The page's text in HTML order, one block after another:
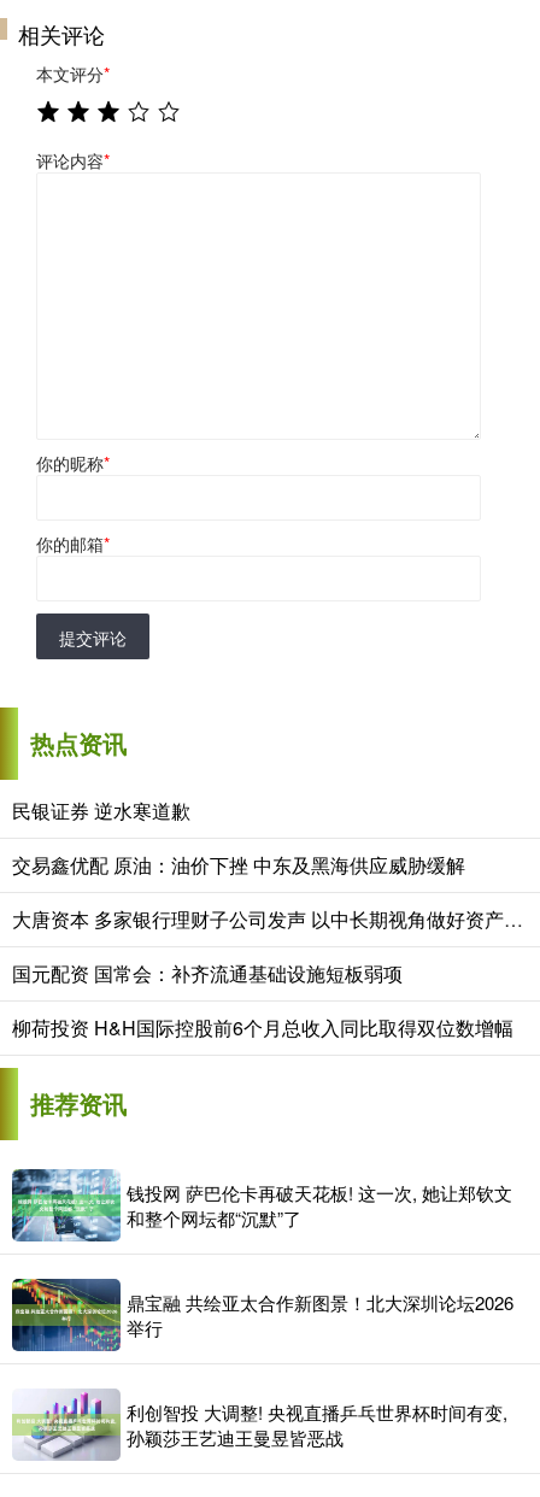
相关评论
本文评分*
评论内容*
你的昵称*
你的邮箱*
提交评论
热点资讯
民银证券 逆水寒道歉
交易鑫优配 原油：油价下挫 中东及黑海供应威胁缓解
大唐资本 多家银行理财子公司发声 以中长期视角做好资产配置
国元配资 国常会：补齐流通基础设施短板弱项
柳荷投资 H&H国际控股前6个月总收入同比取得双位数增幅
推荐资讯
钱投网 萨巴伦卡再破天花板! 这一次, 她让郑钦文
和整个网坛都“沉默”了
鼎宝融 共绘亚太合作新图景！北大深圳论坛2026
举行
利创智投 大调整! 央视直播乒乓世界杯时间有变,
孙颖莎王艺迪王曼昱皆恶战